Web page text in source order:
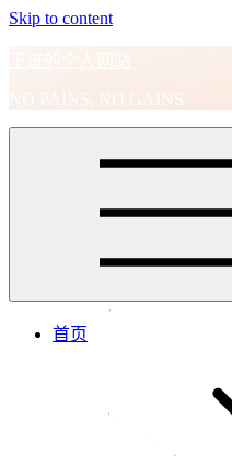
Skip to content
王进的个人网站
NO PAINS, NO GAINS.
首页